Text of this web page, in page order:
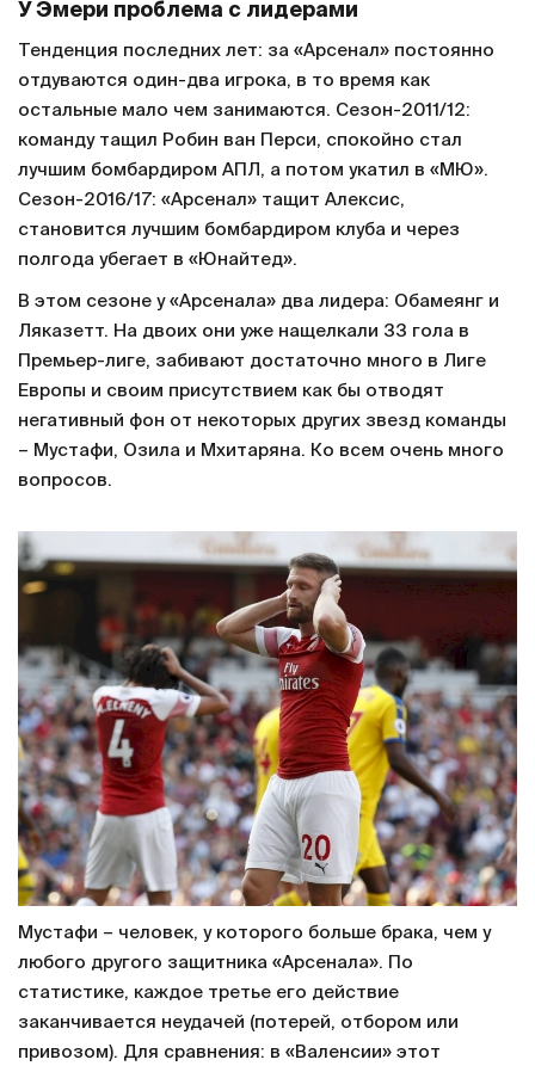
У Эмери проблема с лидерами
Тенденция последних лет: за «Арсенал» постоянно
отдуваются один-два игрока, в то время как
остальные мало чем занимаются. Сезон-2011/12:
команду тащил Робин ван Перси, спокойно стал
лучшим бомбардиром АПЛ, а потом укатил в «МЮ».
Сезон-2016/17: «Арсенал» тащит Алексис,
становится лучшим бомбардиром клуба и через
полгода убегает в «Юнайтед».
В этом сезоне у «Арсенала» два лидера: Обамеянг и
Ляказетт. На двоих они уже нащелкали 33 гола в
Премьер-лиге, забивают достаточно много в Лиге
Европы и своим присутствием как бы отводят
негативный фон от некоторых других звезд команды
– Мустафи, Озила и Мхитаряна. Ко всем очень много
вопросов.
Мустафи – человек, у которого больше брака, чем у
любого другого защитника «Арсенала». По
статистике, каждое третье его действие
заканчивается неудачей (потерей, отбором или
привозом). Для сравнения: в «Валенсии» этот